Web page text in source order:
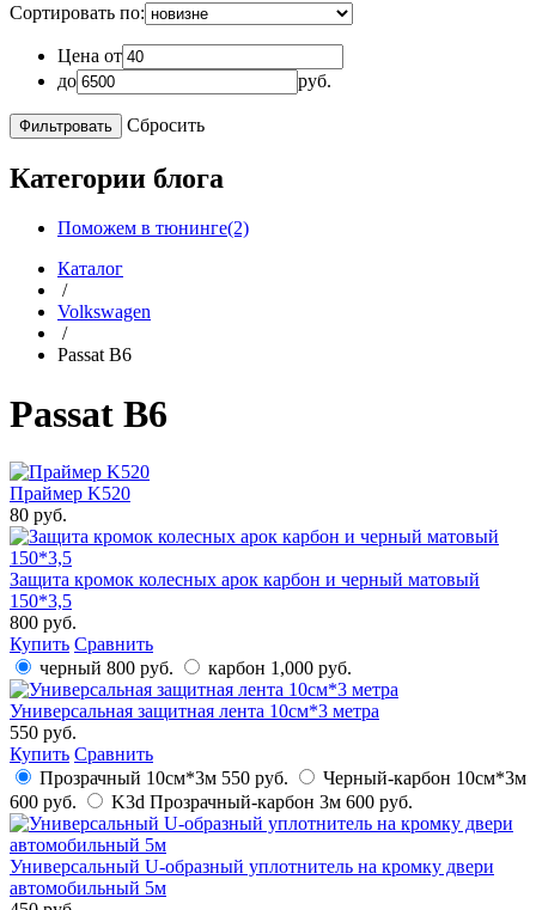
Сортировать по:
Цена от
до
руб.
Сбросить
Категории блога
Поможем в тюнинге(2)
Каталог
/
Volkswagen
/
Passat B6
Passat B6
Праймер K520
80 руб.
Защита кромок колесных арок карбон и черный матовый
150*3,5
800 руб.
Купить Сравнить
черный 800 руб. карбон 1,000 руб.
Универсальная защитная лента 10см*3 метра
550 руб.
Купить Сравнить
Прозрачный 10см*3м 550 руб.
Черный-карбон 10см*3м
600 руб.
K3d Прозрачный-карбон 3м 600 руб.
Универсальный U-образный уплотнитель на кромку двери
автомобильный 5м